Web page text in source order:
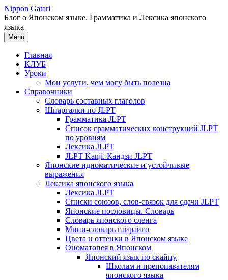
Перейти
к
содержимому
Nippon Gatari
Блог о Японском языке. Грамматика и Лексика японского
языка
Menu
Главная
КЛУБ
Уроки
Мои услуги, чем могу быть полезна
Справочники
Словарь составных глаголов
Шпаргалки по JLPT
Грамматика JLPT
Список грамматических конструкций JLPT
по уровням
Лексика JLPT
JLPT Kanji. Кандзи JLPT
Японские идиоматические и устойчивые
выражения
Лексика японского языка
Лексика JLPT
Списки союзов, слов-связок для сдачи JLPT
Японские пословицы. Словарь
Словарь японского сленга
Мини-словарь гайрайго
Цвета и оттенки в Японском языке
Ономатопея в Японском
Японский язык по скайпу
Школам и препопавателям
японского языка